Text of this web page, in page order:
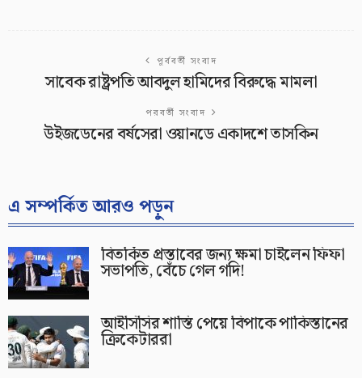
পূর্ববর্তী সংবাদ
সাবেক রাষ্ট্রপতি আবদুল হামিদের বিরুদ্ধে মামলা
পরবর্তী সংবাদ
উইজডেনের বর্ষসেরা ওয়ানডে একাদশে তাসকিন
এ সম্পর্কিত আরও পড়ুন
বিতর্কিত প্রস্তাবের জন্য ক্ষমা চাইলেন ফিফা
সভাপতি, বেঁচে গেল গদি!
আইসিসির শাস্তি পেয়ে বিপাকে পাকিস্তানের
ক্রিকেটাররা